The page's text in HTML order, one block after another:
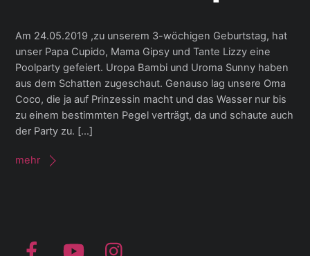
Am 24.05.2019 ,zu unserem 3-wöchigen Geburtstag, hat
unser Papa Cupido, Mama Gipsy und Tante Lizzy eine
Poolparty gefeiert. Uropa Bambi und Uroma Sunny haben
aus dem Schatten zugeschaut. Genauso lag unsere Oma
Coco, die ja auf Prinzessin macht und das Wasser nur bis
zu einem bestimmten Pegel verträgt, da und schaute auch
der Party zu. […]
mehr
YouTube